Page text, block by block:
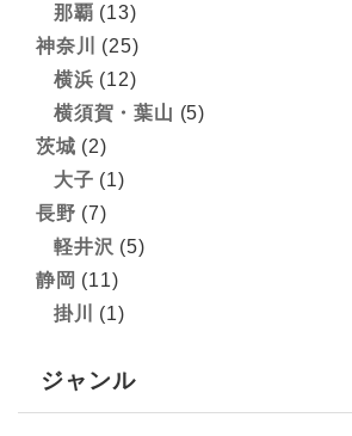
那覇 (13)
神奈川
(25)
横浜 (12)
横須賀・葉山 (5)
茨城 (2)
大子 (1)
長野 (7)
軽井沢 (5)
静岡 (11)
掛川
(1)
ジャンル